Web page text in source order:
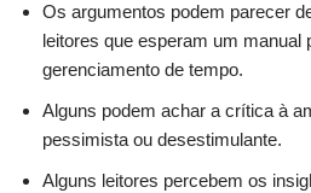
Os argumentos podem parecer
leitores que esperam um manual
gerenciamento de tempo.
Alguns podem achar a crítica à
pessimista ou desestimulante.
Alguns leitores percebem os